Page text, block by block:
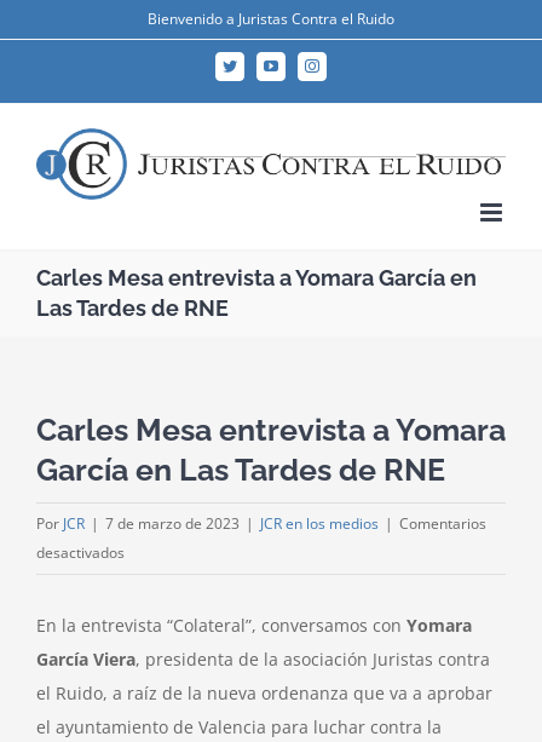
Bienvenido a Juristas Contra el Ruido
TwitterYouTubeInstagram
Carles Mesa entrevista a Yomara García en
Las Tardes de RNE
Carles Mesa entrevista a Yomara
García en Las Tardes de RNE
Por JCR | 7 de marzo de 2023 | JCR en los medios | Comentarios
desactivados
entrevista
a
Yomara
García
En la entrevista “Colateral”, conversamos con Yomara
García Viera, presidenta de la asociación Juristas contra
el Ruido, a raíz de la nueva ordenanza que va a aprobar
el ayuntamiento de Valencia para luchar contra la